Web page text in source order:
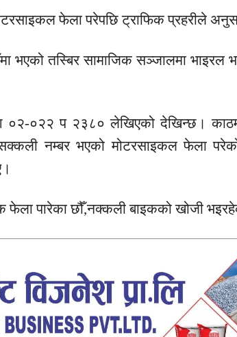
फेला परेपछि ट्राफिक प्रहरीले
भएको तस्बिर सामाजिक सञ्जालमा भाइरल
०२-०२२ प २३८० लेखिएको देखिन्छ।
सक्कली नम्बर भएको मोटरसाइकल फेला
फेला पारेका छौँ,नक्कली बाइकको खोजी